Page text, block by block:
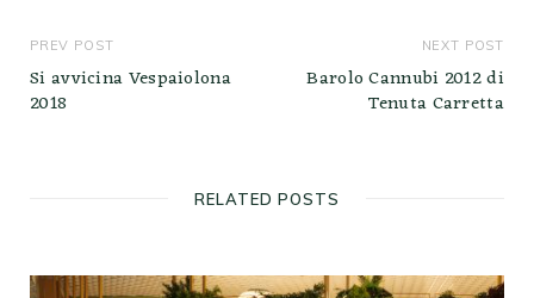
PREV POST
Si avvicina Vespaiolona
2018
NEXT POST
Barolo Cannubi 2012 di
Tenuta Carretta
RELATED POSTS